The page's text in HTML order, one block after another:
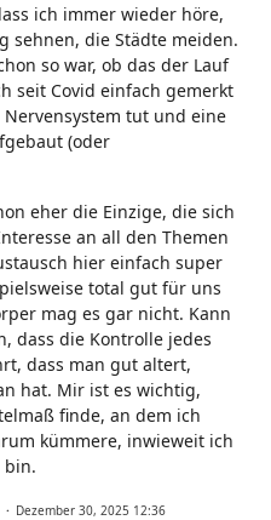
ich immer wieder höre,
sehnen, die Städte meiden.
so war, ob das der Lauf
seit Covid einfach gemerkt
tut und eine
(oder
eher die Einzige, die sich
an all den Themen
hier einfach super
total gut für uns
mag es gar nicht. Kann
dass die Kontrolle jedes
dass man gut altert,
hat. Mir ist es wichtig,
finde, an dem ich
kümmere, inwieweit ich
bin.
Dezember 30, 2025 12:36